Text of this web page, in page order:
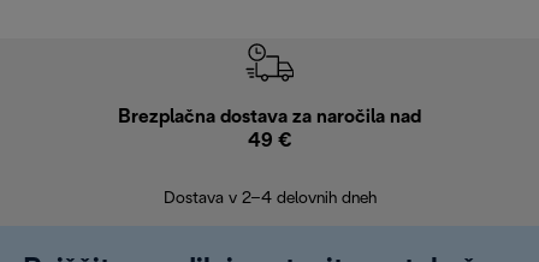
Brezplačna dostava za naročila nad
49 €
Dostava v 2–4 delovnih dneh